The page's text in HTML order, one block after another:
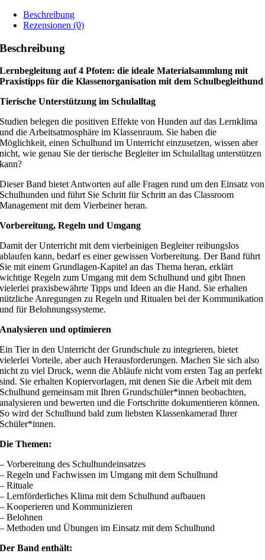
Beschreibung
Rezensionen (0)
Beschreibung
Lernbegleitung auf 4 Pfoten: die ideale Materialsammlung mit
Praxistipps für die Klassenorganisation mit dem Schulbegleithund
Tierische Unterstützung im Schulalltag
Studien belegen die positiven Effekte von Hunden auf das Lernklima
und die Arbeitsatmosphäre im Klassenraum. Sie haben die
Möglichkeit, einen Schulhund im Unterricht einzusetzen, wissen aber
nicht, wie genau Sie der tierische Begleiter im Schulalltag unterstützen
kann?
Dieser Band bietet Antworten auf alle Fragen rund um den Einsatz von
Schulhunden und führt Sie Schritt für Schritt an das Classroom
Management mit dem Vierbeiner heran.
Vorbereitung, Regeln und Umgang
Damit der Unterricht mit dem vierbeinigen Begleiter reibungslos
ablaufen kann, bedarf es einer gewissen Vorbereitung. Der Band führt
Sie mit einem Grundlagen-Kapitel an das Thema heran, erklärt
wichtige Regeln zum Umgang mit dem Schulhund und gibt Ihnen
vielerlei praxisbewährte Tipps und Ideen an die Hand. Sie erhalten
nützliche Anregungen zu Regeln und Ritualen bei der Kommunikation
und für Belohnungssysteme.
Analysieren und optimieren
Ein Tier in den Unterricht der Grundschule zu integrieren, bietet
vielerlei Vorteile, aber auch Herausforderungen. Machen Sie sich also
nicht zu viel Druck, wenn die Abläufe nicht vom ersten Tag an perfekt
sind. Sie erhalten Kopiervorlagen, mit denen Sie die Arbeit mit dem
Schulhund gemeinsam mit Ihren Grundschüler*innen beobachten,
analysieren und bewerten und die Fortschritte dokumentieren können.
So wird der Schulhund bald zum liebsten Klassenkamerad Ihrer
Schüler*innen.
Die Themen:
– Vorbereitung des Schulhundeinsatzes
– Regeln und Fachwissen im Umgang mit dem Schulhund
– Rituale
– Lernförderliches Klima mit dem Schulhund aufbauen
– Kooperieren und Kommunizieren
– Belohnen
– Methoden und Übungen im Einsatz mit dem Schulhund
Der Band enthält: